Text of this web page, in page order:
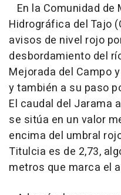
En la Comunidad de
Hidrográfica del Tajo
avisos de nivel rojo
desbordamiento del
Mejorada del Campo
y también a su paso
El caudal del Jarama
se sitúa en un valor
encima del umbral
Titulcia es de 2,73,
metros que marca el